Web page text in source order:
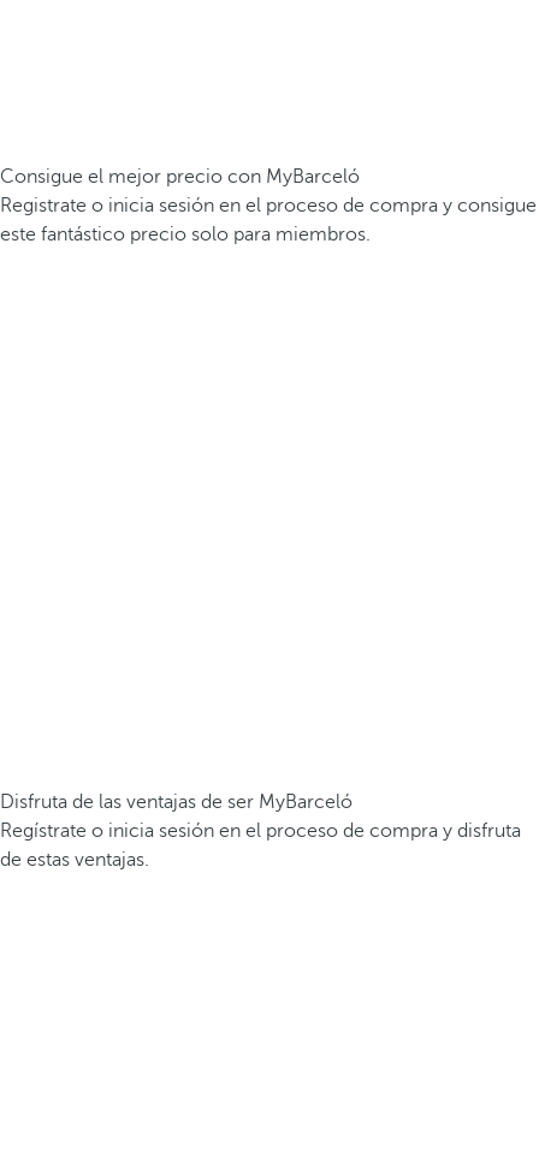
Consigue el mejor precio con MyBarceló
Registrate o inicia sesión en el proceso de compra y consigue
este fantástico precio solo para miembros.
Disfruta de las ventajas de ser MyBarceló
Regístrate o inicia sesión en el proceso de compra y disfruta
de estas ventajas.